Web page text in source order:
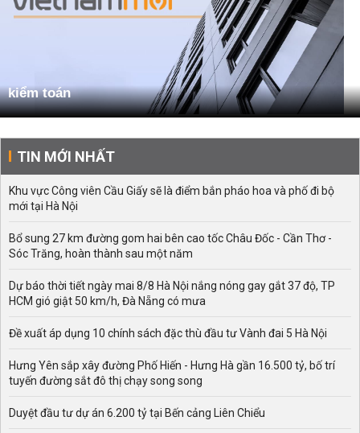
kiểm toán
TIN MỚI NHẤT
Khu vực Công viên Cầu Giấy sẽ là điểm bắn pháo hoa và phố đi bộ
mới tại Hà Nội
Bổ sung 27 km đường gom hai bên cao tốc Châu Đốc - Cần Thơ -
Sóc Trăng, hoàn thành sau một năm
Dự báo thời tiết ngày mai 8/8 Hà Nội nắng nóng gay gắt 37 độ, TP
HCM gió giật 50 km/h, Đà Nẵng có mưa
Đề xuất áp dụng 10 chính sách đặc thù đầu tư Vành đai 5 Hà Nội
Hưng Yên sắp xây đường Phố Hiến - Hưng Hà gần 16.500 tỷ, bố trí
tuyến đường sắt đô thị chạy song song
Duyệt đầu tư dự án 6.200 tỷ tại Bến cảng Liên Chiểu